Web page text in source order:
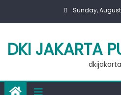
Sunday,
DKI JAKARTA